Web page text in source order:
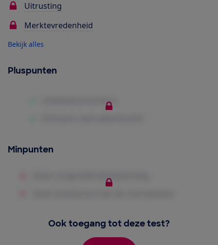
Uitrusting
Merktevredenheid
Bekijk alles
Pluspunten
Minpunten
Ook toegang tot deze test?